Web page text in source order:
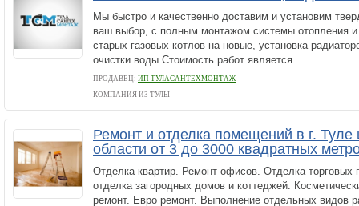
Мы быстро и качественно доставим и установим
ваш выбор, с полным монтажом системы отопления
старых газовых котлов на новые, установка
очистки воды.Стоимость работ является...
ПРОДАВЕЦ: ИП ТУЛАСАНТЕХМОНТАЖ
КОМПАНИЯ ИЗ ТУЛЫ
Ремонт и отделка помещений в г. Туле
области от 3 до 3000 квадратных
Отделка квартир. Ремонт офисов. Отделка
отделка загородных домов и коттеджей.
ремонт. Евро ремонт. Выполнение отдельных видов